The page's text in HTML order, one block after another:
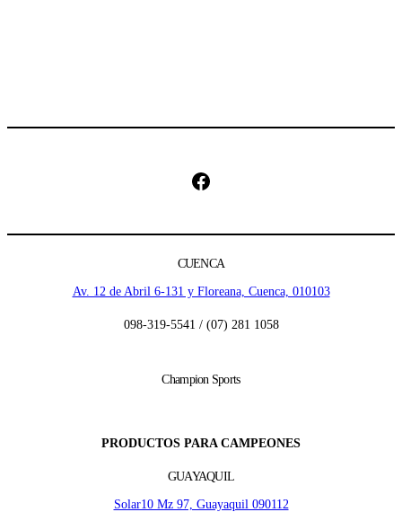
Facebook
CUENCA
Av. 12 de Abril 6-131 y Floreana, Cuenca, 010103
098-319-5541 / (07) 281 1058
Champion Sports
PRODUCTOS PARA CAMPEONES
GUAYAQUIL
Solar10 Mz 97, Guayaquil 090112